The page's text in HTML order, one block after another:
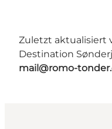
Zuletzt aktualisiert
Destination
mail@romo-